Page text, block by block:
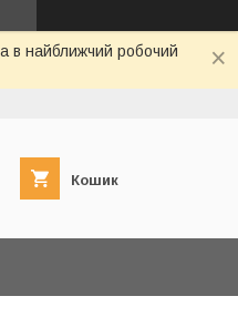
в найближчий робочий
Кошик